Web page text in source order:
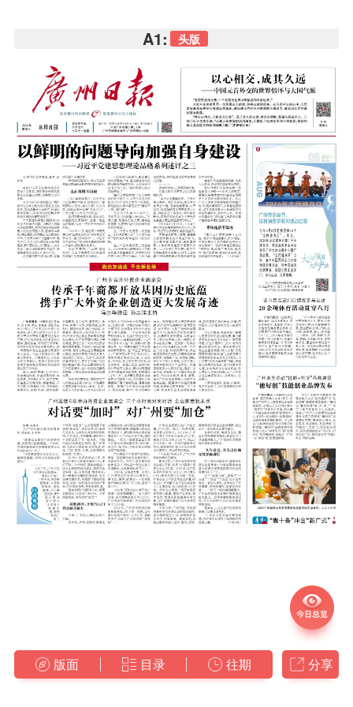
A1: 头版
版面 目录 往期 分享